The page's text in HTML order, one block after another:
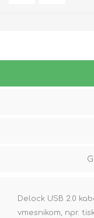
Delock USB 2.0
vmesnikom, npr.